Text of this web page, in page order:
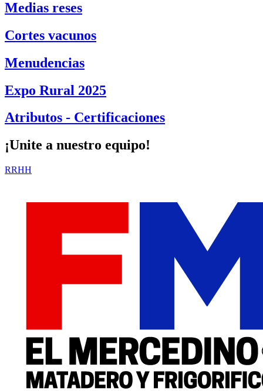
Medias reses
Cortes vacunos
Menudencias
Expo Rural 2025
Atributos - Certificaciones
¡Unite a nuestro equipo!
RRHH